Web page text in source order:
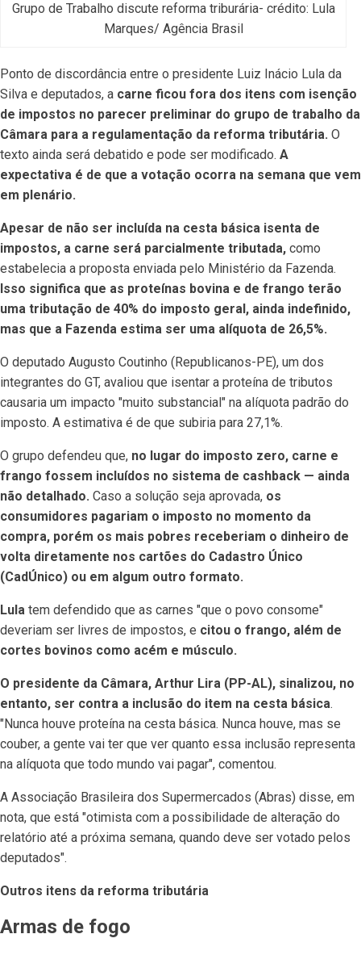
Grupo de Trabalho discute reforma triburária- crédito: Lula
Marques/ Agência Brasil
Ponto de discordância entre o presidente Luiz Inácio Lula da
Silva e deputados, a carne ficou fora dos itens com isenção
de impostos no parecer preliminar do grupo de trabalho da
Câmara para a regulamentação da reforma tributária. O
texto ainda será debatido e pode ser modificado. A
expectativa é de que a votação ocorra na semana que vem
em plenário.
Apesar de não ser incluída na cesta básica isenta de
impostos, a carne será parcialmente tributada, como
estabelecia a proposta enviada pelo Ministério da Fazenda.
Isso significa que as proteínas bovina e de frango terão
uma tributação de 40% do imposto geral, ainda indefinido,
mas que a Fazenda estima ser uma alíquota de 26,5%.
O deputado Augusto Coutinho (Republicanos-PE), um dos
integrantes do GT, avaliou que isentar a proteína de tributos
causaria um impacto "muito substancial" na alíquota padrão do
imposto. A estimativa é de que subiria para 27,1%.
O grupo defendeu que, no lugar do imposto zero, carne e
frango fossem incluídos no sistema de cashback — ainda
não detalhado. Caso a solução seja aprovada, os
consumidores pagariam o imposto no momento da
compra, porém os mais pobres receberiam o dinheiro de
volta diretamente nos cartões do Cadastro Único
(CadÚnico) ou em algum outro formato.
Lula tem defendido que as carnes "que o povo consome"
deveriam ser livres de impostos, e citou o frango, além de
cortes bovinos como acém e músculo.
O presidente da Câmara, Arthur Lira (PP-AL), sinalizou, no
entanto, ser contra a inclusão do item na cesta básica.
"Nunca houve proteína na cesta básica. Nunca houve, mas se
couber, a gente vai ter que ver quanto essa inclusão representa
na alíquota que todo mundo vai pagar", comentou.
A Associação Brasileira dos Supermercados (Abras) disse, em
nota, que está "otimista com a possibilidade de alteração do
relatório até a próxima semana, quando deve ser votado pelos
deputados".
Outros itens da reforma tributária
Armas de fogo